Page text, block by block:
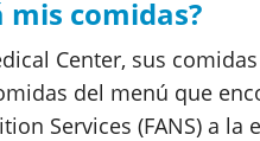
comidas?
Center, sus
del menú que
Services (FANS) a